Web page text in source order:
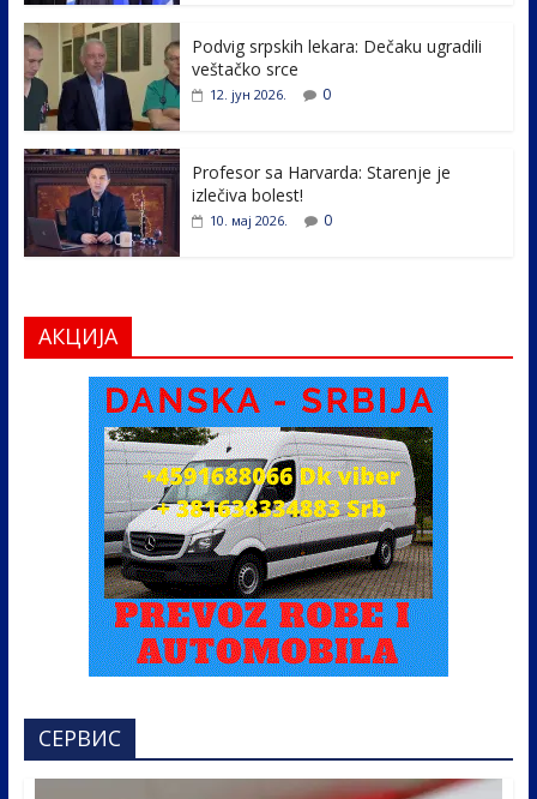
o
k
Podvig srpskih lekara: Dečaku ugradili
veštačko srce
12. јун 2026. 0
Profesor sa Harvarda: Starenje je
izlečiva bolest!
10. мај 2026. 0
АКЦИЈА
СЕРВИС